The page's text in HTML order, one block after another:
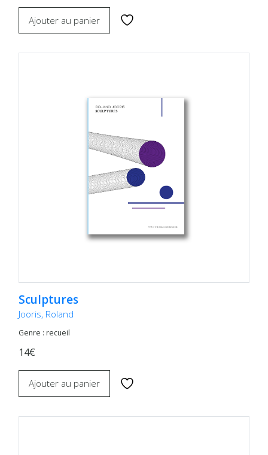
Ajouter au panier
Sculptures
Jooris, Roland
Genre : recueil
14€
Ajouter au panier